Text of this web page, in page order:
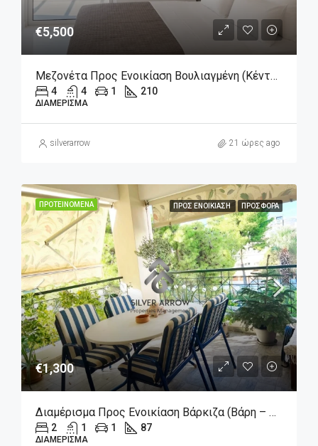
€5,500
Μεζονέτα Προς Ενοικίαση Βουλιαγμένη (Κέντρο), 5.500€, 210 Τ.μ.
4 4 1 210
ΔΙΑΜΈΡΙΣΜΑ
silverarrow 21 ώρες ago
ΠΡΟΤΕΙΝΌΜΕΝΑ ΠΡΟΣ ΕΝΟΙΚΊΑΣΗ ΠΡΟΣΦΟΡΆ
€1,300
Διαμέρισμα Προς Ενοικίαση Βάρκιζα (Βάρη – Βάρκιζα, 1.300€, 87 Τ.μ.
2 1 1 87
ΔΙΑΜΈΡΙΣΜΑ